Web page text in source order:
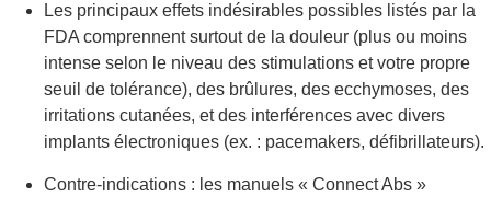
Les principaux effets indésirables possibles listés par la
FDA comprennent surtout de la douleur (plus ou moins
intense selon le niveau des stimulations et votre propre
seuil de tolérance), des brûlures, des ecchymoses, des
irritations cutanées, et des interférences avec divers
implants électroniques (ex. : pacemakers, défibrillateurs).
Contre‑indications : les manuels « Connect Abs »